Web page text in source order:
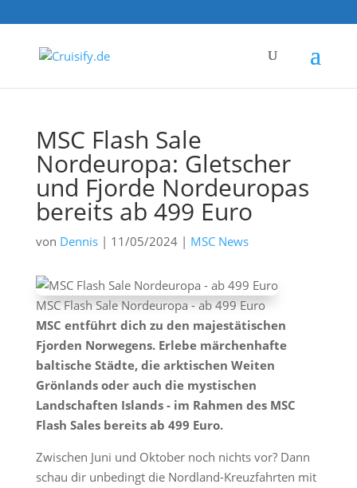
MSC Flash Sale
Nordeuropa: Gletscher
und Fjorde Nordeuropas
bereits ab 499 Euro
von Dennis| 11/05/2024| MSC News
MSC Flash Sale Nordeuropa - ab 499 Euro
MSC entführt dich zu den majestätischen
Fjorden Norwegens. Erlebe märchenhafte
baltische Städte, die arktischen Weiten
Grönlands oder auch die mystischen
Landschaften Islands - im Rahmen des MSC
Flash Sales bereits ab 499 Euro.
Zwischen Juni und Oktober noch nichts vor? Dann
schau dir unbedingt die Nordland-Kreuzfahrten mit